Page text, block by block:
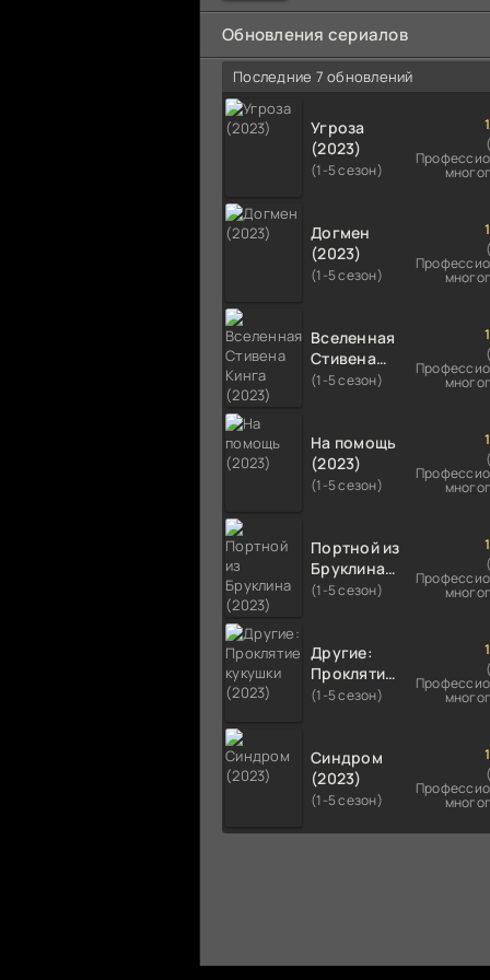
намного
Обновления сериалов
Последние 7 обновлений
Угроза
(2023)
(1-5 сезон)
Догмен
(2023)
(1-5 сезон)
Вселенная
Стивена
Кинга
(1-5 сезон)
На помощь
(2023)
(1-5 сезон)
Портной из
Бруклина
(2023)
(1-5 сезон)
Другие:
Проклятие
кукушки
(1-5 сезон)
Синдром
(2023)
(1-5 сезон)